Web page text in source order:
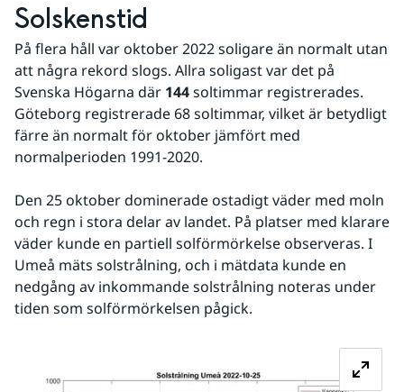
Solskenstid
På flera håll var oktober 2022 soligare än normalt utan
att några rekord slogs. Allra soligast var det på
Svenska Högarna där 144 soltimmar registrerades.
Göteborg registrerade 68 soltimmar, vilket är betydligt
färre än normalt för oktober jämfört med
normalperioden 1991-2020.
Den 25 oktober dominerade ostadigt väder med moln
och regn i stora delar av landet. På platser med klarare
väder kunde en partiell solförmörkelse observeras. I
Umeå mäts solstrålning, och i mätdata kunde en
nedgång av inkommande solstrålning noteras under
tiden som solförmörkelsen pågick.